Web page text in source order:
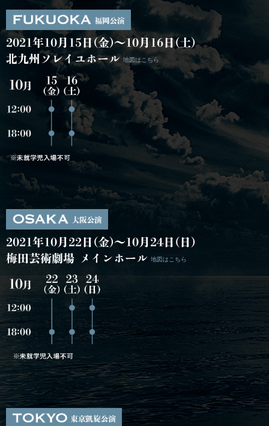
2021年10月15日(金)～10月16日(土)
北九州ソレイユホール 地図はこちら
2021年10月22日(金)～10月24日(日)
梅田芸術劇場 メインホール 地図はこちら